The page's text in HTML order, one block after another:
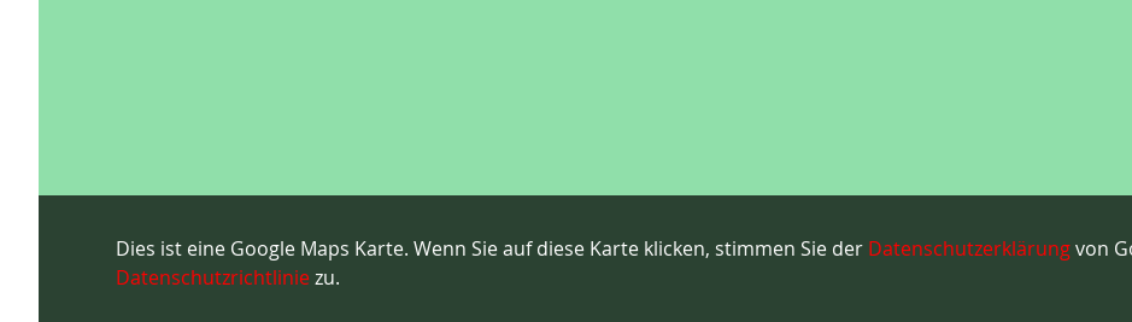
Dies ist eine Google Maps Karte. Wenn Sie auf diese Karte klicken, stimmen Sie der Datenschutzerklärungvon
Datenschutzrichtliniezu.